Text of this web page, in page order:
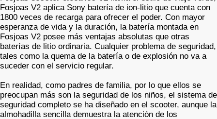
Fosjoas V2 aplica Sony batería de ion-litio que cuenta con
1800 veces de recarga para ofrecer el poder. Con mayor
esperanza de vida y la duración, la batería montada en
Fosjoas V2 posee más ventajas absolutas que otras
baterías de litio ordinaria. Cualquier problema de seguridad,
tales como la quema de la batería o de explosión no va a
suceder con el servicio regular.
En realidad, como padres de familia, por lo que ellos se
preocupan más son la seguridad de los niños, el sistema de
seguridad completo se ha diseñado en el scooter, aunque la
almohadilla sencilla demuestra la atención de los